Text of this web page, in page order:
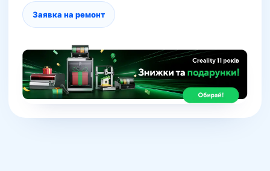
Заявка на ремонт